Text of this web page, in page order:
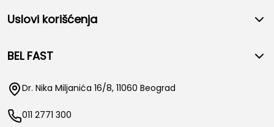
Uslovi korišćenja
BEL FAST
Dr. Nika Miljanića 16/8, 11060 Beograd
011 2771 300